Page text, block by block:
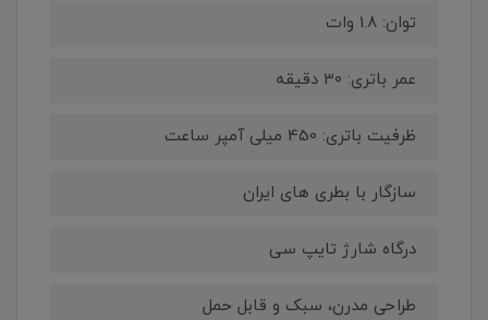
توان: 1.8 وات
عمر باتری: 30 دقیقه
ظرفیت باتری: 450 میلی آمپر ساعت
سازگار با بطری های ایران
درگاه شارژ تایپ سی
طراحی مدرن، سبک و قابل حمل